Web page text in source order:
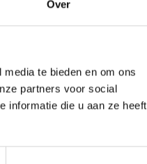
Over
te bieden en om ons
partners voor social
informatie die u aan ze heeft